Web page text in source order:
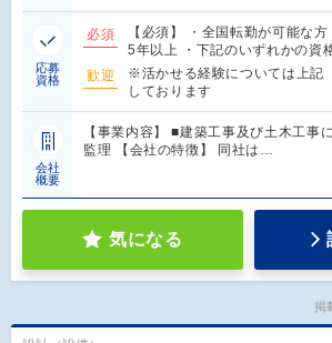
応募
資格
必須
【必須】 ・全国転勤が可能な
5年以上 ・下記のいずれかの資
歓迎
※活かせる経験については上記
しております
会社
概要
【事業内容】 ■建築工事及び土木工事
監理 【会社の特徴】 同社は…
気になる
掲